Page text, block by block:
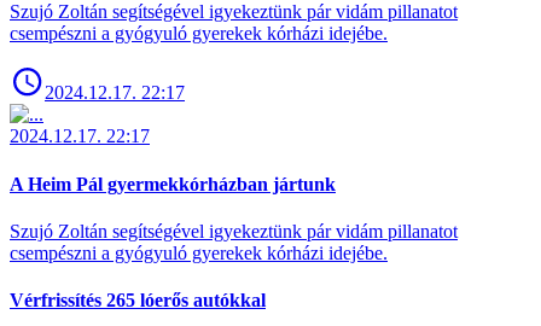
Szujó Zoltán segítségével igyekeztünk pár vidám pillanatot
csempészni a gyógyuló gyerekek kórházi idejébe.
2024.12.17. 22:17
2024.12.17. 22:17
A Heim Pál gyermekkórházban jártunk
Szujó Zoltán segítségével igyekeztünk pár vidám pillanatot
csempészni a gyógyuló gyerekek kórházi idejébe.
Vérfrissítés 265 lóerős autókkal